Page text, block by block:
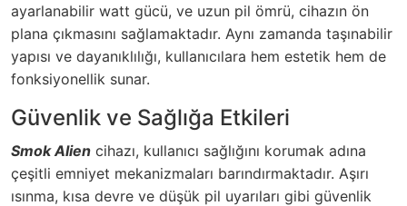
ayarlanabilir watt gücü, ve uzun pil ömrü, cihazın ön
plana çıkmasını sağlamaktadır. Aynı zamanda taşınabilir
yapısı ve dayanıklılığı, kullanıcılara hem estetik hem de
fonksiyonellik sunar.
Güvenlik ve Sağlığa Etkileri
Smok Alien cihazı, kullanıcı sağlığını korumak adına
çeşitli emniyet mekanizmaları barındırmaktadır. Aşırı
ısınma, kısa devre ve düşük pil uyarıları gibi güvenlik